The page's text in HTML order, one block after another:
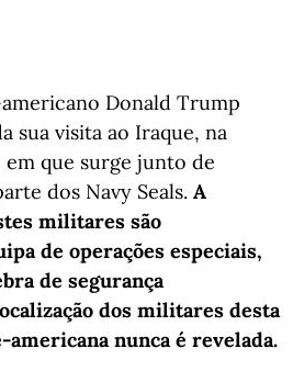
Donald Trump
sua visita ao Iraque, na
que surge junto de
dos Navy Seals. A
militares são
de operações especiais,
de segurança
dos militares desta
nunca é revelada.